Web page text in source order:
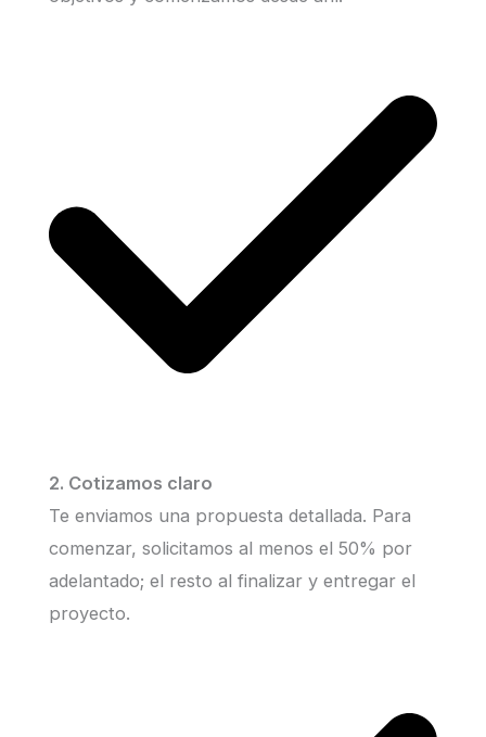
2. Cotizamos claro
Te enviamos una propuesta detallada. Para
comenzar, solicitamos al menos el 50% por
adelantado; el resto al finalizar y entregar el
proyecto.